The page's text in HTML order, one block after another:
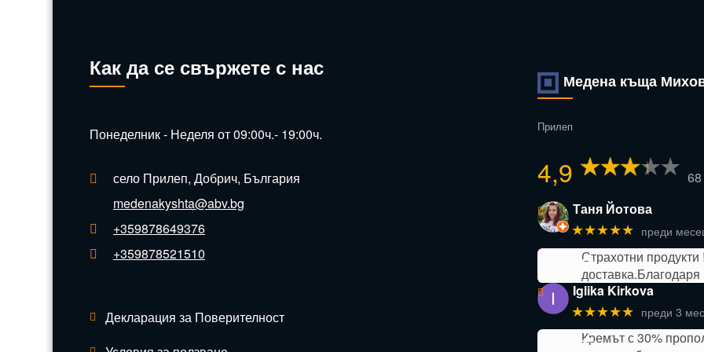
Как да се свържете с нас
Понеделник - Неделя от 09:00ч.- 19:00ч.
село Прилеп, Добрич, България
medenakyshta@abv.bg
+359878649376
+359878521510
Декларация за Поверителност
Медена къща
Прилеп
4,9
Таня Йотова
★★★★★ преди
Страхотни
доставка.Благодаря
Iglika Kirkova
★★★★★ преди 3
Кремът с 30%